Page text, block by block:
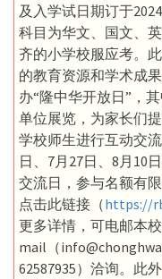
及入学试日期订于
科目为华文、国文、
齐的小学校服应考。
的教育资源和学术成
办“隆中华开放日”，
单位展览，为家长们
学校师生进行互动交
日、7月27日、8月10
交流日，参与名额有
点击此链接（https://
更多详情，可电邮本
mail（
62587935）洽询。此